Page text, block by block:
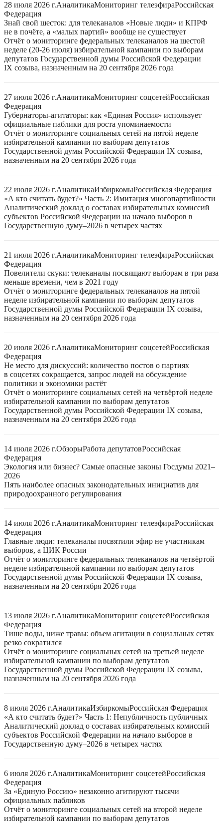
28 июля 2026 г.АналитикаМониторинг телеэфираРоссийская
Федерация
Знай свой шесток: для телеканалов «Новые люди» и КПРФ
не в почёте, а «малых партий» вообще не существует
Отчёт о мониторинге федеральных телеканалов на шестой
неделе (20-26 июля) избирательной кампании по выборам
депутатов Государственной думы Российской Федерации
IX созыва, назначенным на 20 сентября 2026 года
27 июля 2026 г.АналитикаМониторинг соцсетейРоссийская
Федерация
Губернаторы-агитаторы: как «Единая Россия» использует
официальные паблики для роста упоминаемости
Отчёт о мониторинге социальных сетей на пятой неделе
избирательной кампании по выборам депутатов
Государственной думы Российской Федерации IX созыва,
назначенным на 20 сентября 2026 года
22 июля 2026 г.АналитикаИзбиркомыРоссийская Федерация
«А кто считать будет?» Часть 2: Имитация многопартийности
Аналитический доклад о составах избирательных комиссий
субъектов Российской Федерации на начало выборов в
Государственную думу–2026 в четырех частях
21 июля 2026 г.АналитикаМониторинг телеэфираРоссийская
Федерация
Повелители скуки: телеканалы посвящают выборам в три раза
меньше времени, чем в 2021 году
Отчёт о мониторинге федеральных телеканалов на пятой
неделе избирательной кампании по выборам депутатов
Государственной думы Российской Федерации IX созыва,
назначенным на 20 сентября 2026 года
20 июля 2026 г.АналитикаМониторинг соцсетейРоссийская
Федерация
Не место для дискуссий: количество постов о партиях
в соцсетях сокращается, запрос людей на обсуждение
политики и экономики растёт
Отчёт о мониторинге социальных сетей на четвёртой неделе
избирательной кампании по выборам депутатов
Государственной думы Российской Федерации IX созыва,
назначенным на 20 сентября 2026 года
14 июля 2026 г.ОбзорыРабота депутатовРоссийская
Федерация
Экология или бизнес? Самые опасные законы Госдумы 2021–
2026
Пять наиболее опасных законодательных инициатив для
природоохранного регулирования
14 июля 2026 г.АналитикаМониторинг телеэфираРоссийская
Федерация
Главные люди: телеканалы посвятили эфир не участникам
выборов, а ЦИК России
Отчёт о мониторинге федеральных телеканалов на четвёртой
неделе избирательной кампании по выборам депутатов
Государственной думы Российской Федерации IX созыва,
назначенным на 20 сентября 2026 года
13 июля 2026 г.АналитикаМониторинг соцсетейРоссийская
Федерация
Тише воды, ниже травы: объем агитации в социальных сетях
резко сократился
Отчёт о мониторинге социальных сетей на третьей неделе
избирательной кампании по выборам депутатов
Государственной думы Российской Федерации IX созыва,
назначенным на 20 сентября 2026 года
8 июля 2026 г.АналитикаИзбиркомыРоссийская Федерация
«А кто считать будет?» Часть 1: Непубличность публичных
Аналитический доклад о составах избирательных комиссий
субъектов Российской Федерации на начало выборов в
Государственную думу–2026 в четырех частях
6 июля 2026 г.АналитикаМониторинг соцсетейРоссийская
Федерация
За «Единую Россию» незаконно агитируют тысячи
официальных пабликов
Отчёт о мониторинге социальных сетей на второй неделе
избирательной кампании по выборам депутатов